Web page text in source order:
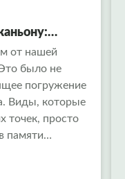
и
от нашей
было не
погружение
Виды, которые
точек, просто
памяти
Мадине!